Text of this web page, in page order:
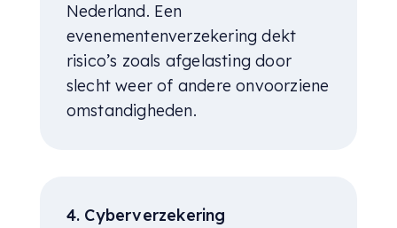
Nederland. Een
evenementenverzekering dekt
risico’s zoals afgelasting door
slecht weer of andere onvoorziene
omstandigheden.
4. Cyberverzekering